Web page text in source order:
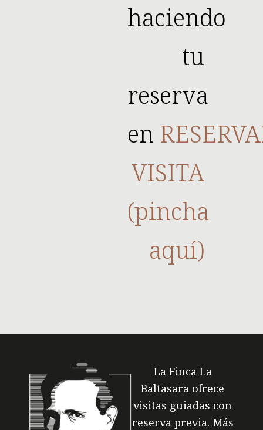
haciendo
tu
reserva
en
VISITA
(pincha
aquí)
La Finca La
Baltasara ofrece
visitas guiadas con
reserva previa. Más